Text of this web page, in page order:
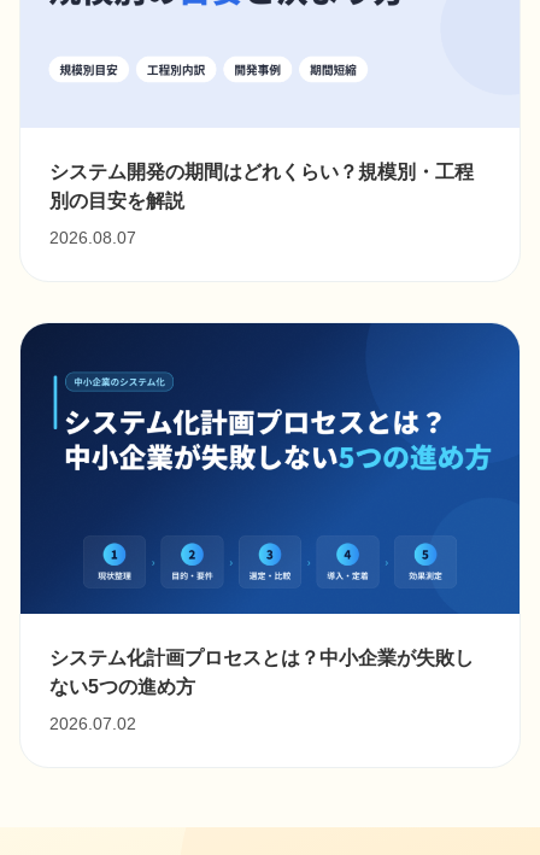
システム開発の期間はどれくらい？規模別・工程
別の目安を解説
2026.08.07
システム化計画プロセスとは？中小企業が失敗し
ない5つの進め方
2026.07.02